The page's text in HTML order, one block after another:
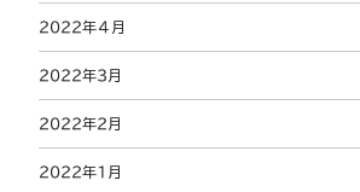
2022年４月
2022年3月
2022年2月
2022年1月